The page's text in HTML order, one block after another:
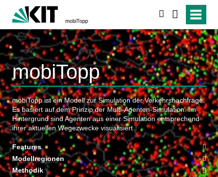
mobiTopp
mobiTopp
mobiTopp ist ein Modell zur Simulation der Verkehrsnachfrage.
Es basiert auf dem Prinzip der Multi‐Agenten‐Simulation. Im
Hintergrund sind Agenten aus einer Simulation entsprechend
ihrer aktuellen Wegezwecke visualisiert.
Features
Modellregionen
Methodik